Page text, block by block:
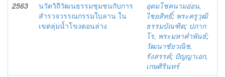
2563
นวัตวิถีวัฒนธรรมชุมชนกับการ
สำรวจวรรณกรรมใบลาน ใน
เขตลุ่มน้ำโขงตอนล่าง
อุดมโชคนามอ่อน,
ไชยสิทธิ์; พระครูวุฒิ
ธรรมบัณฑิต; ปภาก
โร, พระมหาคำพันธ์;
วัฒนาชัยวณิช,
รังสรรค์; ปัญญาเอก,
เกษศิรินทร์